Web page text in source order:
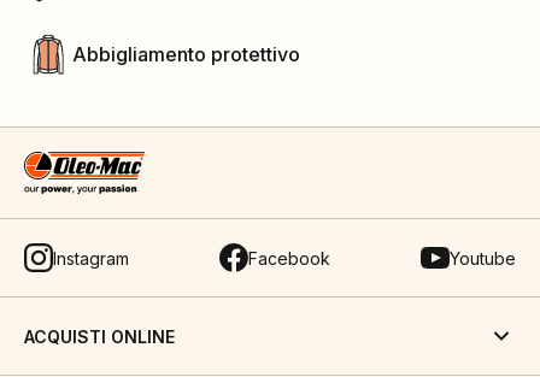
Abbigliamento protettivo
Instagram Facebook Youtube
ACQUISTI ONLINE